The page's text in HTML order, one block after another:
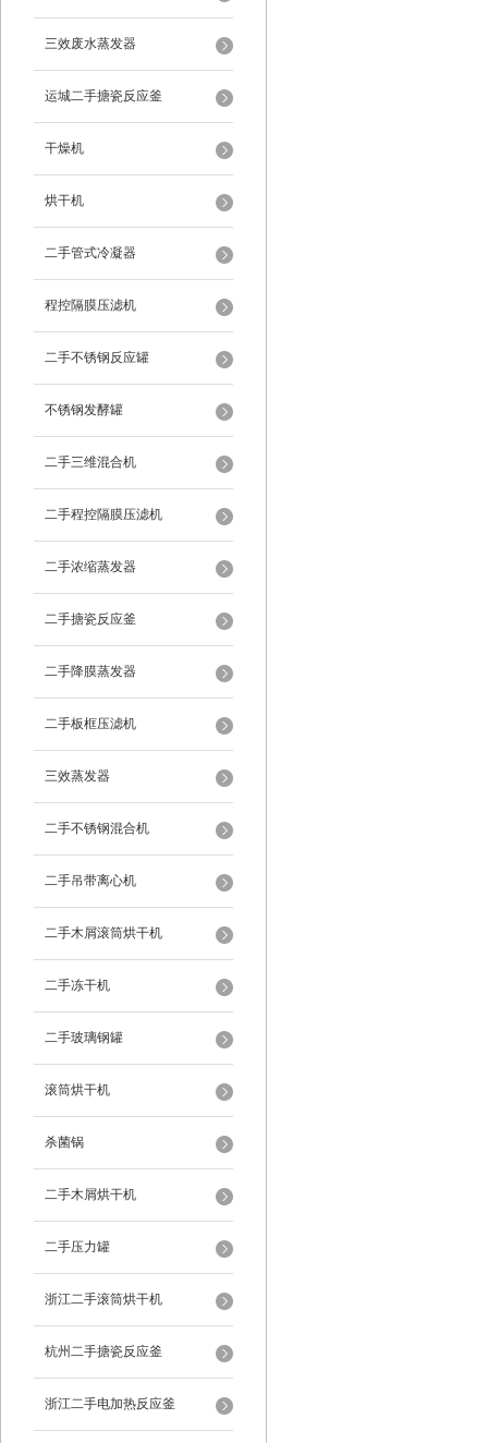
三效废水蒸发器
运城二手搪瓷反应釜
干燥机
烘干机
二手管式冷凝器
程控隔膜压滤机
二手不锈钢反应罐
不锈钢发酵罐
二手三维混合机
二手程控隔膜压滤机
二手浓缩蒸发器
二手搪瓷反应釜
二手降膜蒸发器
二手板框压滤机
三效蒸发器
二手不锈钢混合机
二手吊带离心机
二手木屑滚筒烘干机
二手冻干机
二手玻璃钢罐
滚筒烘干机
杀菌锅
二手木屑烘干机
二手压力罐
浙江二手滚筒烘干机
杭州二手搪瓷反应釜
浙江二手电加热反应釜